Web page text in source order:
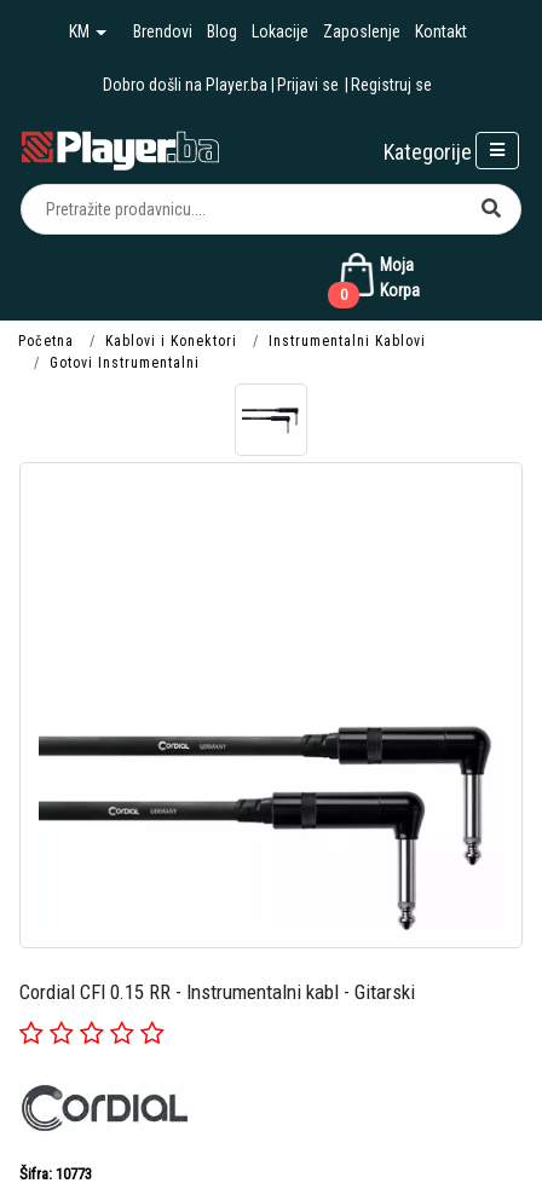
KM Brendovi Blog Lokacije Zaposlenje Kontakt
Dobro došli na Player.ba Prijavi se Registruj se
Moja
Korpa
0
Kategorije
Početna Kablovi i Konektori
Instrumentalni Kablovi
Gotovi Instrumentalni
Cordial CFI 0.15 RR - Instrumentalni kabl - Gitarski
Šifra: 10773